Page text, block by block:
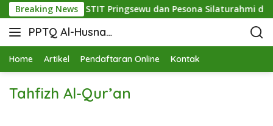
Breaking News
Mutu: Sinergi STIT Pringsewu dan Pesona Silaturahmi di
PPTQ Al-Husna
Bukit Raja Wali
Home Artikel Pendaftaran Online Kontak
Tahfizh Al-Qur’an